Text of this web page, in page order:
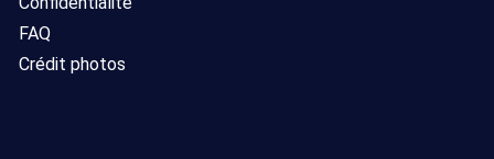
FAQ
Crédit photos